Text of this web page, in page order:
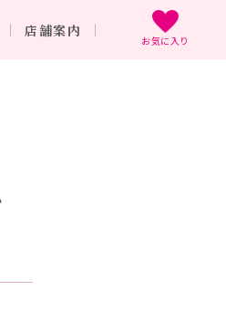
店舗案内
お気に入り